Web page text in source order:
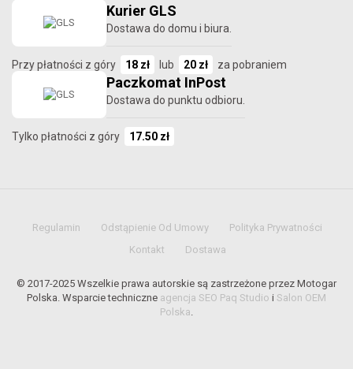
Kurier GLS
Dostawa do domu i biura.
Przy płatności z góry 18 zł lub 20 zł za pobraniem
Paczkomat InPost
Dostawa do punktu odbioru.
Tylko płatności z góry 17.50 zł
Regulamin Odstąpienie Od Umowy
Polityka Prywatności
Kontakt
Dostawa
© 2017-2025 Wszelkie prawa autorskie są zastrzeżone przez Motogar
Polska. Wsparcie techniczne agencja SEO Paq Studio i Salon OEM
Polska